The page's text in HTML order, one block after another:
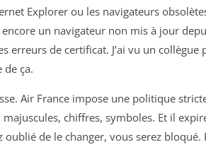
Explorer ou les navigateurs
un navigateur non mis à jour
erreurs de certificat. J’ai vu un collègue
de ça.
Air France impose une politique
chiffres, symboles. Et il
oublié de le changer, vous serez bloqué.